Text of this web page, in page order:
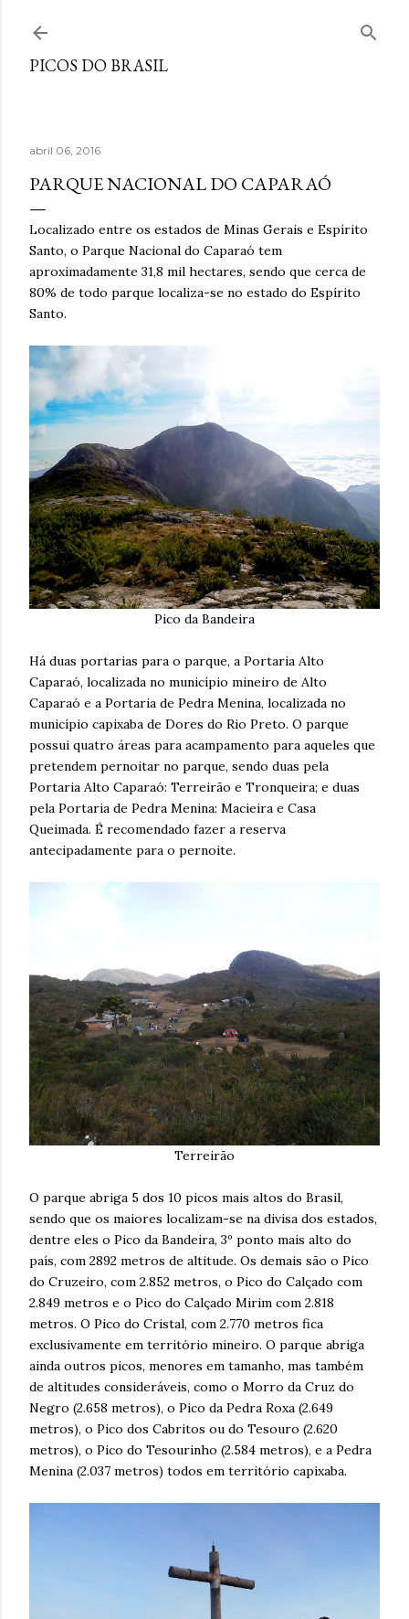
PICOS DO BRASIL
abril 06, 2016
PARQUE NACIONAL DO CAPARAÓ
Localizado entre os estados de Minas Gerais e Espírito
Santo, o Parque Nacional do Caparaó tem
aproximadamente 31,8 mil hectares, sendo que cerca de
80% de todo parque localiza-se no estado do Espírito
Santo.
Pico da Bandeira
Há duas portarias para o parque, a Portaria Alto
Caparaó, localizada no município mineiro de Alto
Caparaó e a Portaria de Pedra Menina, localizada no
município capixaba de Dores do Rio Preto. O parque
possui quatro áreas para acampamento para aqueles que
pretendem pernoitar no parque, sendo duas pela
Portaria Alto Caparaó: Terreirão e Tronqueira; e duas
pela Portaria de Pedra Menina: Macieira e Casa
Queimada. É recomendado fazer a reserva
antecipadamente para o pernoite.
Terreirão
O parque abriga 5 dos 10 picos mais altos do Brasil,
sendo que os maiores localizam-se na divisa dos estados,
dentre eles o Pico da Bandeira, 3º ponto mais alto do
país, com 2892 metros de altitude. Os demais são o Pico
do Cruzeiro, com 2.852 metros, o Pico do Calçado com
2.849 metros e o Pico do Calçado Mirim com 2.818
metros. O Pico do Cristal, com 2.770 metros fica
exclusivamente em território mineiro. O parque abriga
ainda outros picos, menores em tamanho, mas também
de altitudes consideráveis, como o Morro da Cruz do
Negro (2.658 metros), o Pico da Pedra Roxa (2.649
metros), o Pico dos Cabritos ou do Tesouro (2.620
metros), o Pico do Tesourinho (2.584 metros), e a Pedra
Menina (2.037 metros) todos em território capixaba.